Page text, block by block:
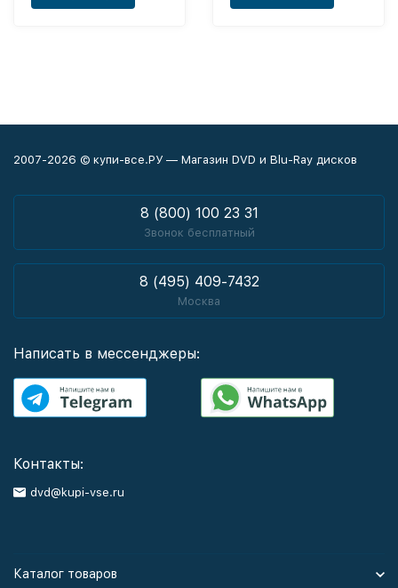
2007-2026 © купи-все.РУ — Магазин DVD и Blu-Ray дисков
8 (800) 100 23 31
Звонок бесплатный
8 (495) 409-7432
Москва
Написать в мессенджеры:
Контакты:
dvd@kupi-vse.ru
Каталог товаров